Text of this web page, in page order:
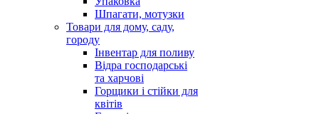
Шпагати, мотузки
Товари для дому, саду,
городу
Інвентар для поливу
Відра господарські
та харчові
Горщики і стійки для
квітів